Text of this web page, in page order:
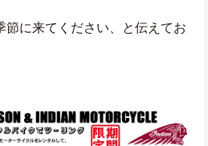
節に来てください、と伝えてお